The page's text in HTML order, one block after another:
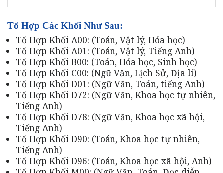
Tổ Hợp Các Khối Như Sau:
Tổ Hợp Khối A00: (Toán, Vật lý, Hóa học)
Tổ Hợp Khối A01: (Toán, Vật lý, Tiếng Anh)
Tổ Hợp Khối B00: (Toán, Hóa học, Sinh học)
Tổ Hợp Khối C00: (Ngữ Văn, Lịch Sử, Địa lí)
Tổ Hợp Khối D01: (Ngữ Văn, Toán, tiếng Anh)
Tổ Hợp Khối D72: (Ngữ Văn, Khoa học tự nhiên,
Tiếng Anh)
Tổ Hợp Khối D78: (Ngữ Văn, Khoa học xã hội,
Tiếng Anh)
Tổ Hợp Khối D90: (Toán, Khoa học tự nhiên,
Tiếng Anh)
Tổ Hợp Khối D96: (Toán, Khoa học xã hội, Anh)